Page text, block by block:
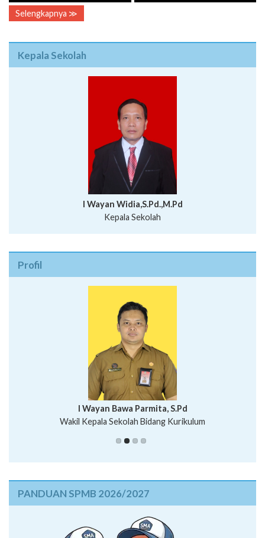
Selengkapnya ≫
Kepala Sekolah
I Wayan Widia,S.Pd.,M.Pd
Kepala Sekolah
Profil
Putu Suhartana, S.Pd.
I Wayan Bawa Parmita, S.Pd
Wakil Kepala Sekolah Bidang Kurikulum
I Wayan Gede Aditya Pratita, S.Pd., M.Sn
Ni Wayan Nopi Sutantri, S.Pd.
PANDUAN SPMB 2026/2027